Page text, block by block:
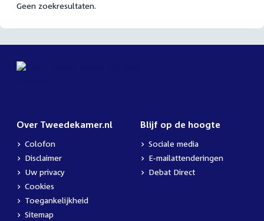
Geen zoekresultaten.
Over Tweedekamer.nl
Colofon
Disclaimer
Uw privacy
Cookies
Toegankelijkheid
Sitemap
Blijf op de hoogte
Sociale media
E-mailattenderingen
Debat Direct